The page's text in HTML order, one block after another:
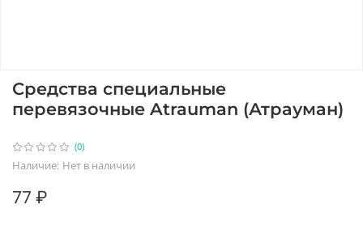
(0)
Наличие: Нет в наличии
Средства специальные
перевязочные Atrauman (Атрауман)
77 ₽